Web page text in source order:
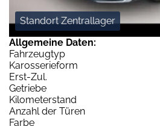
Standort Zentrallager
Allgemeine Daten:
Fahrzeugtyp
Karosserieform
Erst-Zul.
Getriebe
Kilometerstand
Anzahl der Türen
Farbe